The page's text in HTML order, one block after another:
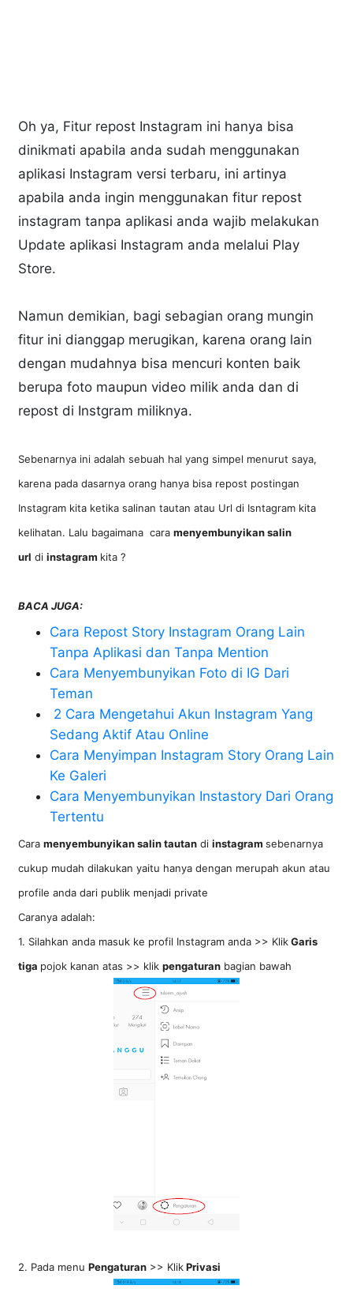
Oh ya, Fitur repost Instagram ini hanya bisa
dinikmati apabila anda sudah menggunakan
aplikasi Instagram versi terbaru, ini artinya
apabila anda ingin menggunakan fitur repost
instagram tanpa aplikasi anda wajib melakukan
Update aplikasi Instagram anda melalui Play
Store.
Namun demikian, bagi sebagian orang mungin
fitur ini dianggap merugikan, karena orang lain
dengan mudahnya bisa mencuri konten baik
berupa foto maupun video milik anda dan di
repost di Instgram miliknya.
Sebenarnya ini adalah sebuah hal yang simpel menurut saya,
karena pada dasarnya orang hanya bisa repost postingan
Instagram kita ketika salinan tautan atau Url di Isntagram kita
kelihatan. Lalu bagaimana caramenyembunyikan salin
url diinstagram kita ?
BACA JUGA:
Cara Repost Story Instagram Orang Lain
Tanpa Aplikasi dan Tanpa Mention
Cara Menyembunyikan Foto di IG Dari
Teman
2 Cara Mengetahui Akun Instagram Yang
Sedang Aktif Atau Online
Cara Menyimpan Instagram Story Orang Lain
Ke Galeri
Cara Menyembunyikan Instastory Dari Orang
Tertentu
Caramenyembunyikan salin tautan diinstagramsebenarnya
cukup mudah dilakukan yaitu hanya dengan merupah akun atau
profile anda dari publik menjadi private
Caranya adalah:
1. Silahkan anda masuk ke profil Instagram anda >> KlikGaris
tiga pojok kanan atas >> klikpengaturan bagian bawah
2. Pada menuPengaturan >> KlikPrivasi